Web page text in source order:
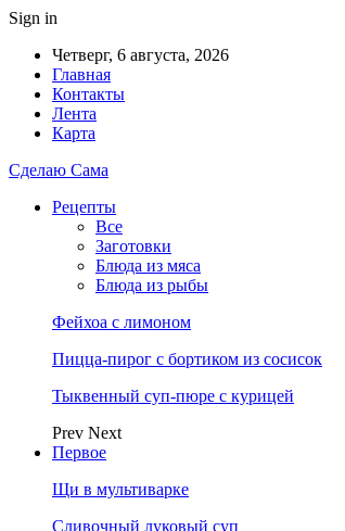
Sign in
Четверг, 6 августа, 2026
Главная
Контакты
Лента
Карта
Сделаю Сама
Рецепты
Все
Заготовки
Блюда из мяса
Блюда из рыбы
Фейхоа с лимоном
Пицца-пирог с бортиком из сосисок
Тыквенный суп-пюре с курицей
Prev Next
Первое
Щи в мультиварке
Сливочный луковый суп